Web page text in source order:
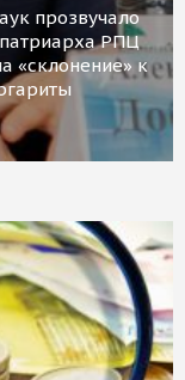
прозвучало
РПЦ
«склонение» к